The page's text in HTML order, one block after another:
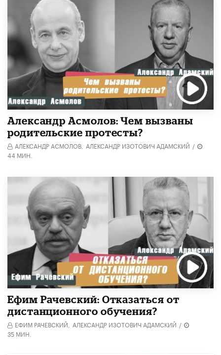
Александр Асмолов: Чем вызваны
родительские протесты?
АЛЕКСАНДР АСМОЛОВ, АЛЕКСАНДР ИЗОТОВИЧ АДАМСКИЙ /
44 МИН.
Ефим Рачевский: Отказаться от
дистанционного обучения?
ЕФИМ РАЧЕВСКИЙ, АЛЕКСАНДР ИЗОТОВИЧ АДАМСКИЙ /
35 МИН.